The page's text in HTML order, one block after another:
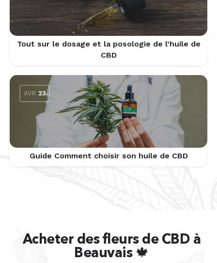
Tout sur le dosage et la posologie de l’huile de
CBD
AVR 23
Guide Comment choisir son huile de CBD
Acheter des fleurs de CBD à
Beauvais 🍁